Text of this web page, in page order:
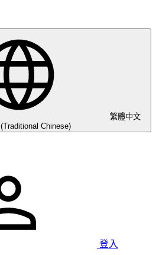
繁體中文
(Traditional Chinese)
登入